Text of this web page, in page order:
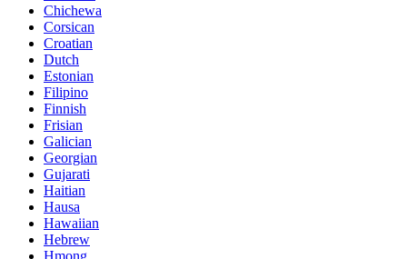
Chichewa
Corsican
Croatian
Dutch
Estonian
Filipino
Finnish
Frisian
Galician
Georgian
Gujarati
Haitian
Hausa
Hawaiian
Hebrew